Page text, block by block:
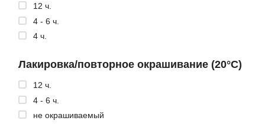
12 ч.
4 - 6 ч.
4 ч.
Лакировка/повторное окрашивание (20°C)
12 ч.
4 - 6 ч.
не окрашиваемый